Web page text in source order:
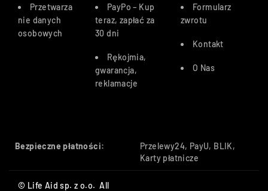
Przetwarza
nie danych
osobowych
PayPo – Kup
teraz, zapłać za
30 dni
Rękojmia,
gwarancja,
reklamacje
Formularz
zwrotu
Kontakt
O Nas
Bezpieczne płatności:
Przelewy24, PayU, BLIK,
Karty płatnicze
© Life Aid sp. z o.o. All